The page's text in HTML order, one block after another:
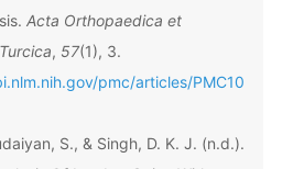
Acta Orthopaedica et
, 57(1), 3.
pmc/articles/PMC10
S., & Singh, D. K. J. (n.d.).